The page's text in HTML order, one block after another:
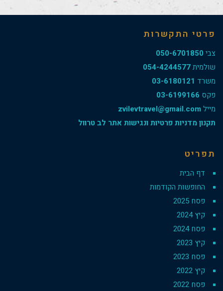
פרטי התקשרות
צבי 050-6701850
שולמית054-4244577
משרד 03-6180121
פקס 03-6199166
מייל zvilevtravel@gmail.com
תקנון מדניות פרטיות ונגישות אתר לב טרוול
תפריט
דף הבית
החופשות הקודמות
פסח 2025
קיץ 2024
פסח 2024
קיץ 2023
פסח 2023
קיץ 2022
פסח 2022